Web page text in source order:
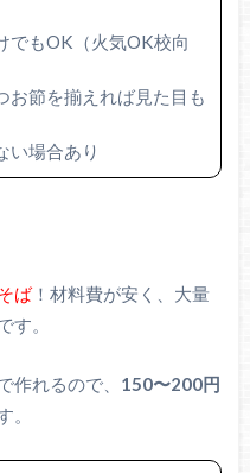
でもOK（火気OK校向
お節を揃えれば見た目も
い場合あり
ば！材料費が安く、大量
す。
れるので、 150〜200円
。